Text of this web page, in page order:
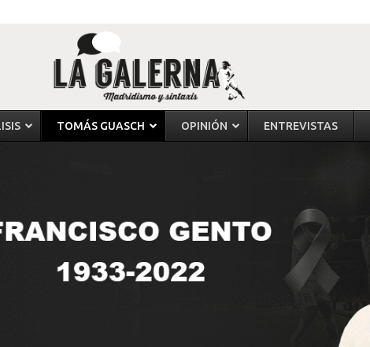
TOMÁS GUASCH OPINIÓN ENTREVISTAS